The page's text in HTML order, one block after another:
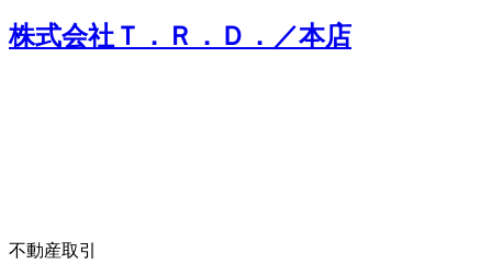
株式会社Ｔ．Ｒ．Ｄ．／本店
不動産取引